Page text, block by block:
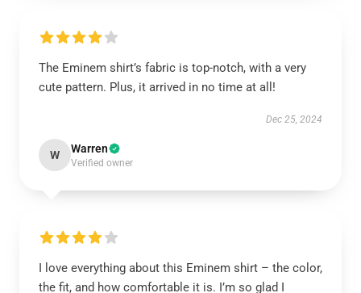
The Eminem shirt’s fabric is top-notch, with a very
cute pattern. Plus, it arrived in no time at all!
Dec 25, 2024
W Warren
Verified owner
I love everything about this Eminem shirt – the color,
the fit, and how comfortable it is. I’m so glad I